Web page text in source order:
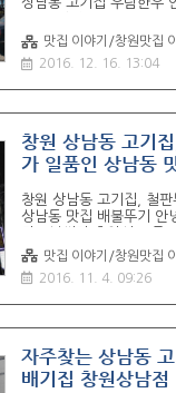
는 살살녹는 차돌박이, 돌
소로 좋은..
상남동 고기집 우람한우
람한우마을 다녀왔습니
북적북적.. 12시에 웨이
시간에 드실분들은 미리
습니다. 가게 전경입니다.
겠죠? 가게 앞 도라가에
이라 지정주차장 이용하
데오주차장 지원되네요.
요. 가격은 8500원. 양념
이 꽤 많은게 장점입니다
습..
맛집 이야기/창원맛집
2016. 12. 16. 13:04
창원 상남동 고기
가 일품인 상남동
창원 상남동 고기집, 철판
상남동 맛집 배불뚜기 안
같군요. -0-.. 철판두루치
상남점 다녀왔습니다. ~
가격으로 고기집으로 사
번 같이 가보실게요. 가
상남동에서 주차지원안
긴 메뉴 가격도 저렴한
서 너무 좋은듯 합니다.
맛집 이야기/창원맛집
2016. 11. 4. 09:26
자주찾는 상남동
배기집 창원상남점